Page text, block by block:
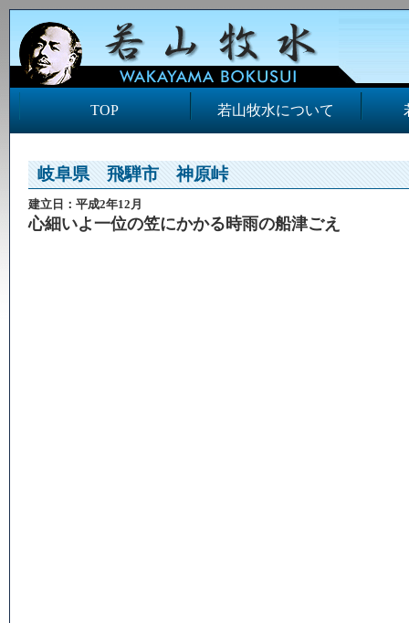
TOP 若山牧水について
岐阜県 飛騨市 神原峠
建立日：平成2年12月
心細いよ一位の笠にかかる時雨の船津ごえ